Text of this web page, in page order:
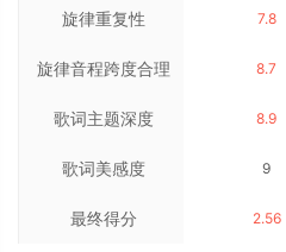
旋律重复性
旋律音程跨度合理
性
歌词主题深度
歌词美感度
最终得分
7.8
8.7
8.9
9
2.56